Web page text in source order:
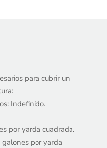
para cubrir un
Indefinido.
por yarda cuadrada.
galones por yarda